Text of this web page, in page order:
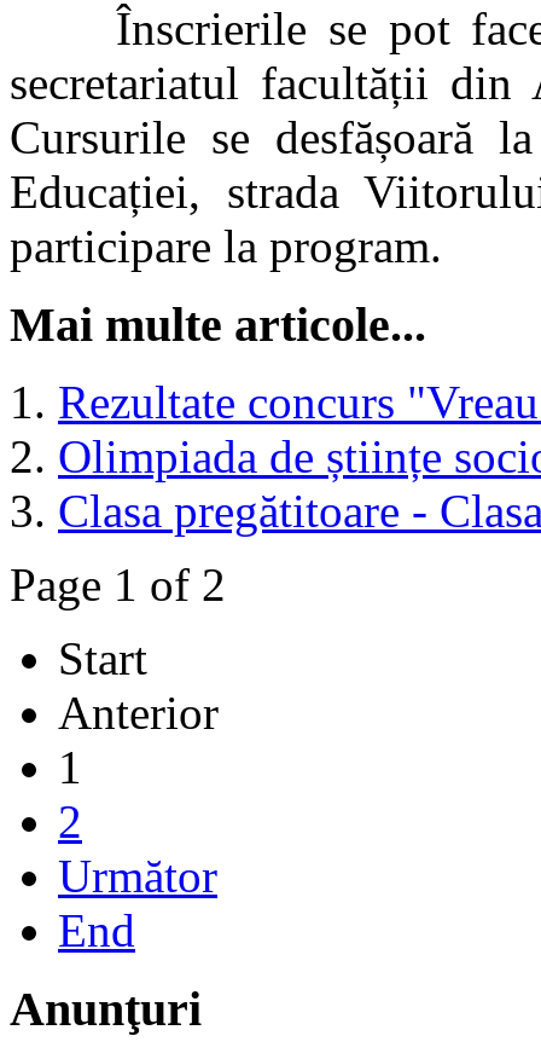
Înscrierile se pot face
secretariatul facultății
Cursurile se desfășoară
Educației, strada
participare la program.
Mai multe articole...
Rezultate concurs
Olimpiada de științe
Clasa pregătitoare -
Page 1 of 2
Start
Anterior
1
2
Următor
End
Anunţuri